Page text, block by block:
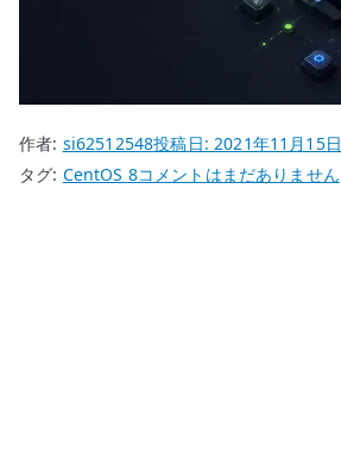
作者: si62512548投稿日:2021年11月15日
タグ: CentOS 8CentOS
コメントはまだありません